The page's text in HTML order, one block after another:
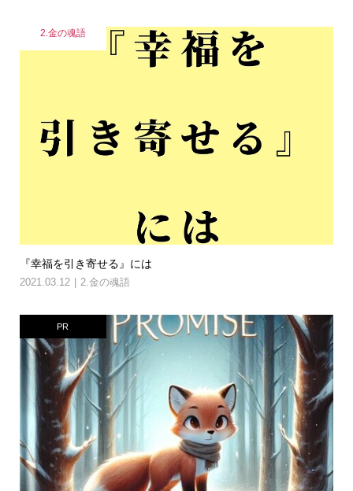
2.金の魂語
『幸福を引き寄せる』には
2021.03.12 2.金の魂語
PR